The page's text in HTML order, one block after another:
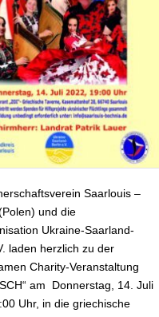
Saarlouis –
und die
Ukraine-Saarland-
laden herzlich zu der
Charity-Veranstaltung
am Donnerstag, 14. Juli
Uhr, in die griechische